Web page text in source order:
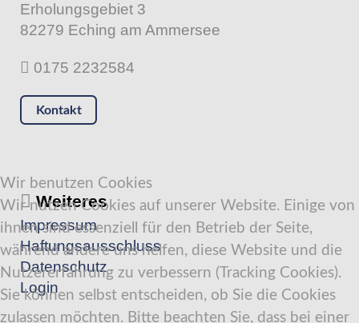
Erholungsgebiet 3
82279 Eching am Ammersee
0175 2232584
Kontakt
Weiteres
Impressum
Haftungsausschluss
Datenschutz
Login
Wir benutzen Cookies
Wir nutzen Cookies auf unserer Website. Einige von
ihnen sind essenziell für den Betrieb der Seite,
während andere uns helfen, diese Website und die
Nutzererfahrung zu verbessern (Tracking Cookies).
Sie können selbst entscheiden, ob Sie die Cookies
zulassen möchten. Bitte beachten Sie, dass bei einer